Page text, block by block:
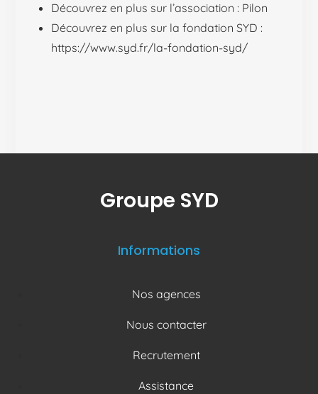
Découvrez en plus sur l’association : Pilon
Découvrez en plus sur la fondation SYD :
https://www.syd.fr/la-fondation-syd/
Groupe SYD
Informations
Nos agences
Nous contacter
Recrutement
Assistance